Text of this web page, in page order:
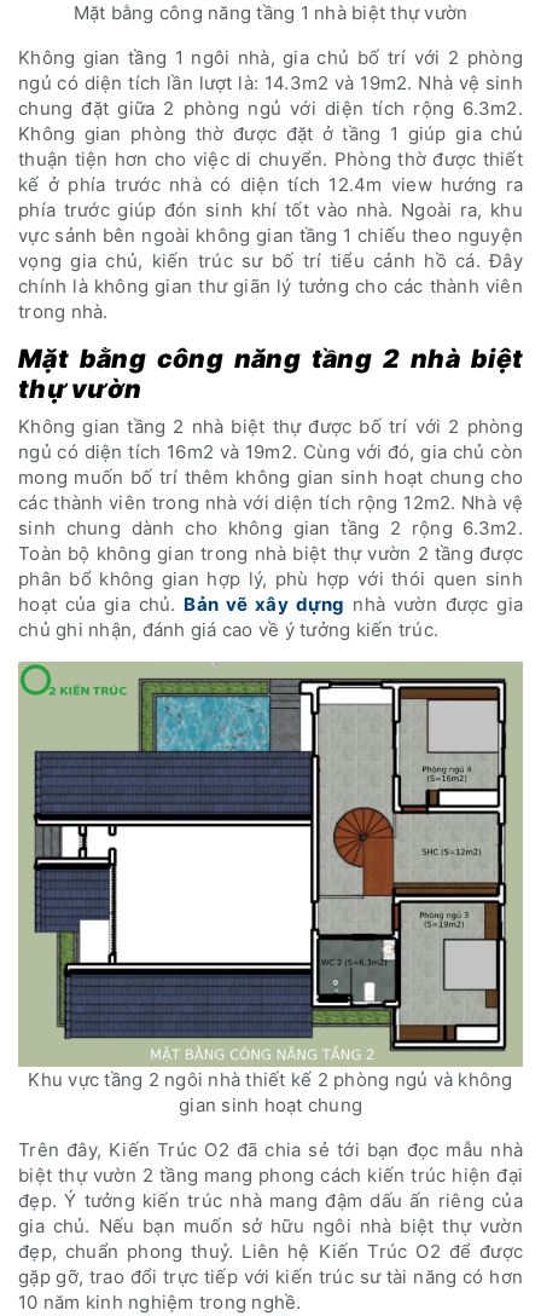
Mặt bằng công năng tầng 1 nhà biệt thự vườn
Không gian tầng 1 ngôi nhà, gia chủ bố trí với 2 phòng
ngủ có diện tích lần lượt là: 14.3m2 và 19m2. Nhà vệ sinh
chung đặt giữa 2 phòng ngủ với diện tích rộng 6.3m2.
Không gian phòng thờ được đặt ở tầng 1 giúp gia chủ
thuận tiện hơn cho việc di chuyển. Phòng thờ được thiết
kế ở phía trước nhà có diện tích 12.4m view hướng ra
phía trước giúp đón sinh khí tốt vào nhà. Ngoài ra, khu
vực sảnh bên ngoài không gian tầng 1 chiếu theo nguyện
vọng gia chủ, kiến trúc sư bố trí tiểu cảnh hồ cá. Đây
chính là không gian thư giãn lý tưởng cho các thành viên
trong nhà.
Mặt bằng công năng tầng 2 nhà biệt
thự vườn
Không gian tầng 2 nhà biệt thự được bố trí với 2 phòng
ngủ có diện tích 16m2 và 19m2. Cùng với đó, gia chủ còn
mong muốn bố trí thêm không gian sinh hoạt chung cho
các thành viên trong nhà với diện tích rộng 12m2. Nhà vệ
sinh chung dành cho không gian tầng 2 rộng 6.3m2.
Toàn bộ không gian trong nhà biệt thự vườn 2 tầng được
phân bổ không gian hợp lý, phù hợp với thói quen sinh
hoạt của gia chủ. Bản vẽ xây dựng nhà vườn được gia
chủ ghi nhận, đánh giá cao về ý tưởng kiến trúc.
Khu vực tầng 2 ngôi nhà thiết kế 2 phòng ngủ và không
gian sinh hoạt chung
Trên đây, Kiến Trúc O2 đã chia sẻ tới bạn đọc mẫu nhà
biệt thự vườn 2 tầng mang phong cách kiến trúc hiện đại
đẹp. Ý tưởng kiến trúc nhà mang đậm dấu ấn riêng của
gia chủ. Nếu bạn muốn sở hữu ngôi nhà biệt thự vườn
đẹp, chuẩn phong thuỷ. Liên hệ Kiến Trúc O2 để được
gặp gỡ, trao đổi trực tiếp với kiến trúc sư tài năng có hơn
10 năm kinh nghiệm trong nghề.